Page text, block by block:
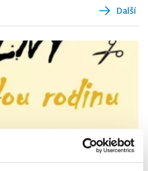
Další